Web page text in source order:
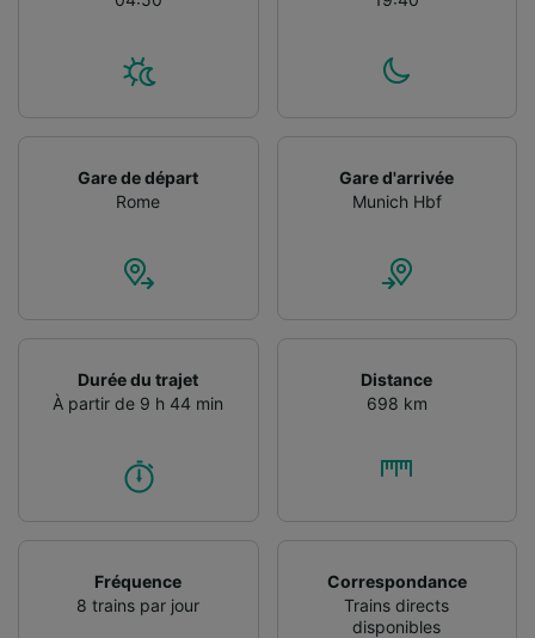
Gare de départ
Rome
Gare d'arrivée
Munich Hbf
Durée du trajet
À partir de 9 h 44 min
Distance
698 km
Fréquence
8 trains par jour
Correspondance
Trains directs
disponibles
caractéristiques de l’appareil pour
l’identification. Stocker et/ou accéder à des
informations sur un appareil. Publicités et
contenu personnalisés, mesure de
études d’audience et développement de
services.
Liste de nos partenaires (fournisseurs)